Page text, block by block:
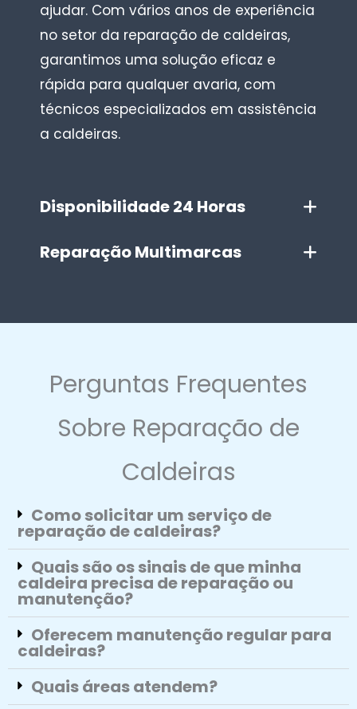
ajudar. Com vários anos de experiência
no setor da reparação de caldeiras,
garantimos uma solução eficaz e
rápida para qualquer avaria, com
técnicos especializados em assistência
a caldeiras.
Disponibilidade 24 Horas
Reparação Multimarcas
Perguntas Frequentes
Sobre Reparação de
Caldeiras
Como solicitar um serviço de
reparação de caldeiras?
Quais são os sinais de que minha
caldeira precisa de reparação ou
manutenção?
Oferecem manutenção regular para
caldeiras?
Quais áreas atendem?